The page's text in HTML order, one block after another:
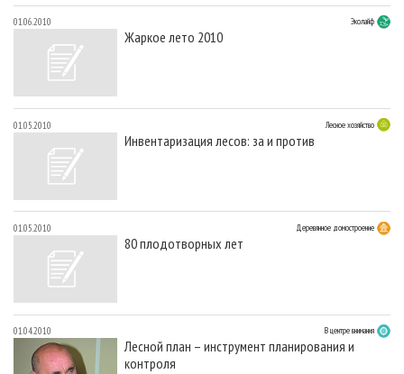
01.06.2010 Эколайф
Жаркое лето 2010
01.05.2010 Лесное хозяйство
Инвентаризация лесов: за и против
01.05.2010 Деревянное домостроение
80 плодотворных лет
01.04.2010 В центре внимания
Лесной план – инструмент планирования и
контроля